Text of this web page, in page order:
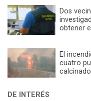
Dos
obtener
El
cuatro
DE INTERÉS